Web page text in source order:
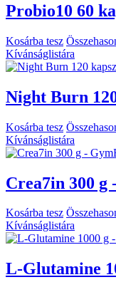
Probio10 60
Kosárba tesz
Kívánságlistára
Night Burn
Kosárba tesz
Kívánságlistára
Crea7in 300 g
Kosárba tesz
Kívánságlistára
L-Glutamine